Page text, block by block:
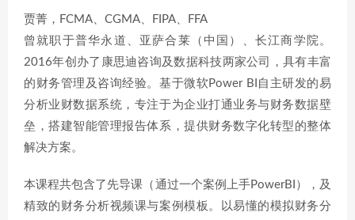
贾菁，FCMA、CGMA、FIPA、FFA
曾就职于普华永道、亚萨合莱（中国）、长江商学院。
2016年创办了康思迪咨询及数据科技两家公司，具有丰富
的财务管理及咨询经验。基于微软Power BI自主研发的易
分析业财数据系统，专注于为企业打通业务与财务数据壁
垒，搭建智能管理报告体系，提供财务数字化转型的整体
解决方案。
本课程共包含了先导课（通过一个案例上手PowerBI），及
精致的财务分析视频课与案例模板。以易懂的模拟财务分